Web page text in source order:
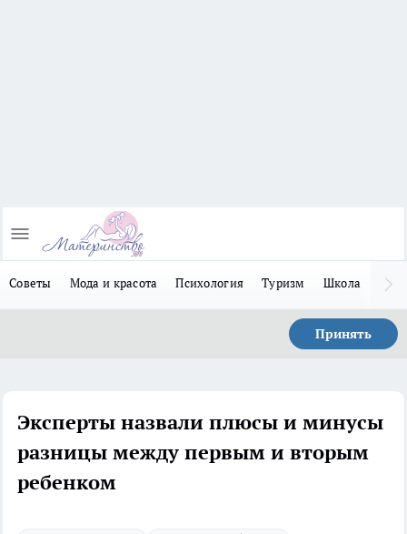
Советы Мода и красота Психология Туризм Школа
Принять
Эксперты назвали плюсы и минусы
разницы между первым и вторым
ребенком